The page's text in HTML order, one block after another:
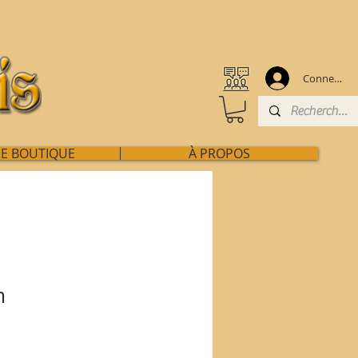
Connexion
BOUTIQUE À PROPOS